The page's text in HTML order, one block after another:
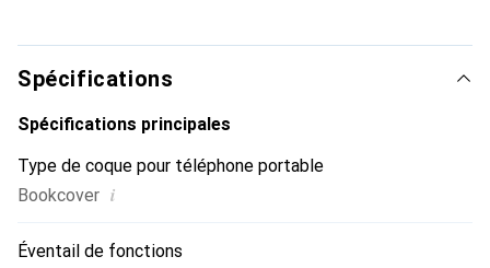
ses produits de haute qualité, la marque Noreve est un
choix fiable pour une clientèle exigeante.
Spécifications
Spécifications principales
Type de coque pour téléphone portable
Bookcover i
Éventail de fonctions